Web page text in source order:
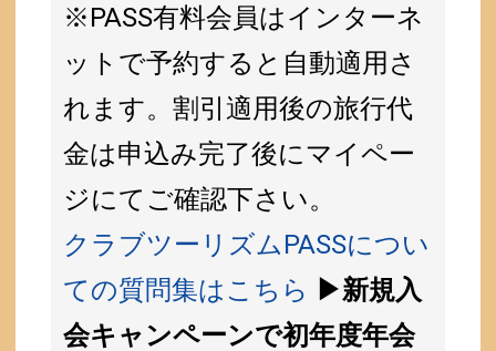
※PASS有料会員はインターネ
ットで予約すると自動適用さ
れます。割引適用後の旅行代
金は申込み完了後にマイペー
ジにてご確認下さい。
クラブツーリズムPASSについ
ての質問集はこちら ▶新規入
会キャンペーンで初年度年会